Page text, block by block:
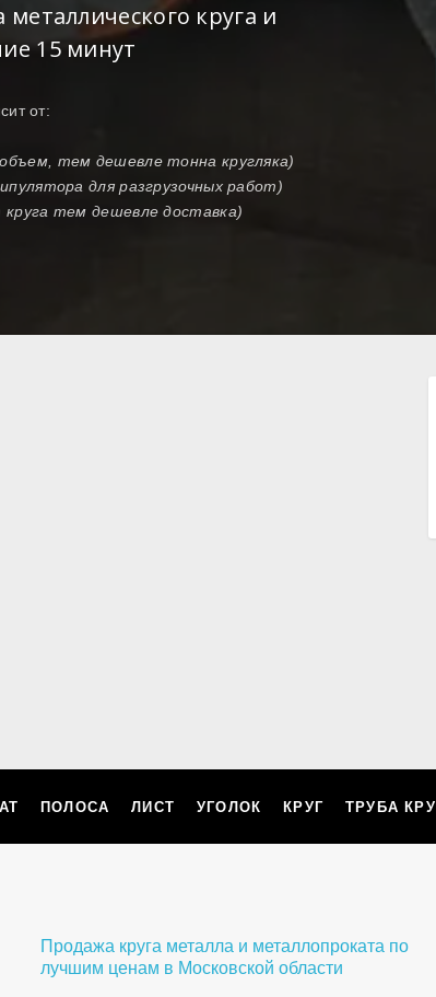
круга и
15 минут
от:
тем дешевле тонна кругляка)
для разгрузочных работ)
круга тем дешевле доставка)
ПОЛОСА ЛИСТ УГОЛОК КРУГ ТРУБА
Продажа круга металла и металлопроката по
лучшим ценам в Московской области